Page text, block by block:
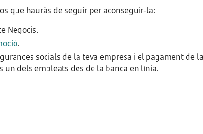
que hauràs de seguir per aconseguir-la:
Negocis.
.
socials de la teva empresa i el pagament de la
un dels empleats des de la banca en línia.